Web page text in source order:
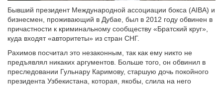
Бывший президент Международной ассоциации бокса (AIBA) и
бизнесмен, проживающий в Дубае, был в 2012 году обвинен в
причастности к криминальному сообществу «Братский круг»,
куда входят «авторитеты» из стран СНГ.
Рахимов посчитал это незаконным, так как ему никто не
предъявлял никаких аргументов. Больше того, он обвинил в
преследовании Гульнару Каримову, старшую дочь покойного
президента Узбекистана, которая, якобы, слила на него